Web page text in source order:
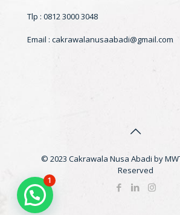
Tlp : 0812 3000 3048
Email : cakrawalanusaabadi@gmail.com
© 2023 Cakrawala Nusa Abadi by
Reserved
1